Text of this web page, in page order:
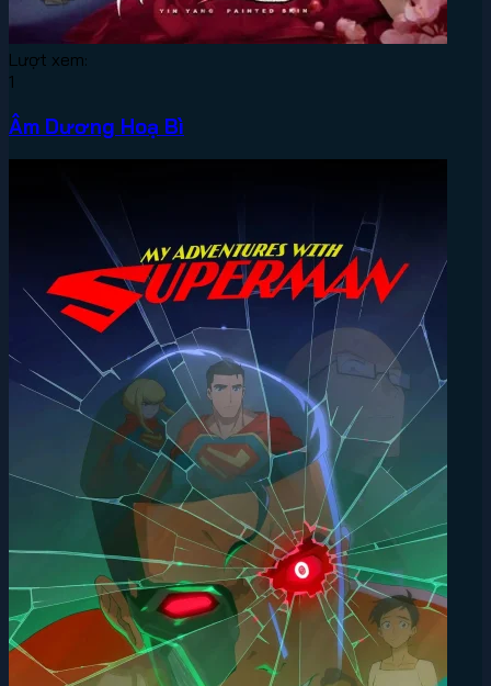
Lượt xem:
1
Âm Dương Hoạ Bì